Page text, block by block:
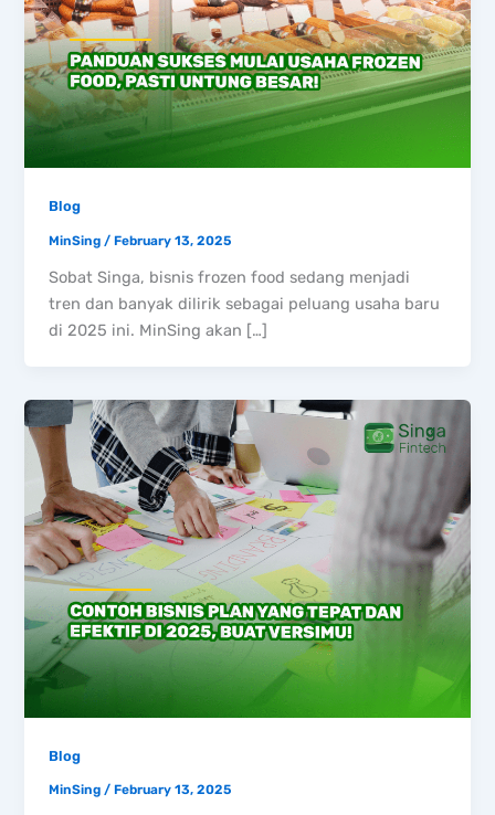
Blog
MinSing /February 13, 2025
Sobat Singa, bisnis frozen food sedang menjadi
tren dan banyak dilirik sebagai peluang usaha baru
di 2025 ini. MinSing akan […]
Blog
MinSing/February 13, 2025